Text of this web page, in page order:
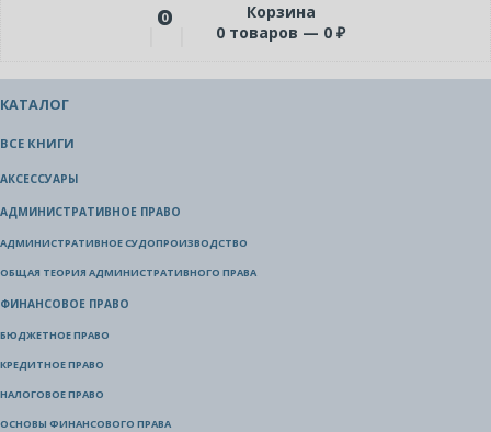
0
Корзина
0 товаров — 0 ₽
КАТАЛОГ
ВСЕ КНИГИ
АКСЕССУАРЫ
АДМИНИСТРАТИВНОЕ ПРАВО
АДМИНИСТРАТИВНОЕ СУДОПРОИЗВОДСТВО
ОБЩАЯ ТЕОРИЯ АДМИНИСТРАТИВНОГО ПРАВА
ФИНАНСОВОЕ ПРАВО
БЮДЖЕТНОЕ ПРАВО
КРЕДИТНОЕ ПРАВО
НАЛОГОВОЕ ПРАВО
ОСНОВЫ ФИНАНСОВОГО ПРАВА